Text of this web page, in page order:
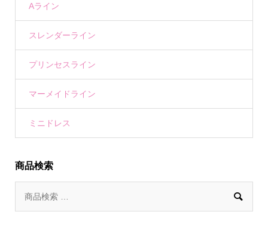
Aライン
スレンダーライン
プリンセスライン
マーメイドライン
ミニドレス
商品検索
